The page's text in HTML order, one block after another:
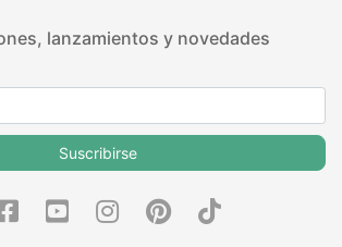
lanzamientos y novedades
Suscribirse